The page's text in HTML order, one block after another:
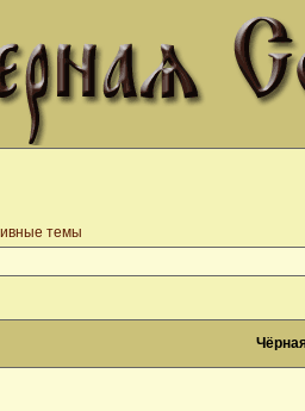
темы